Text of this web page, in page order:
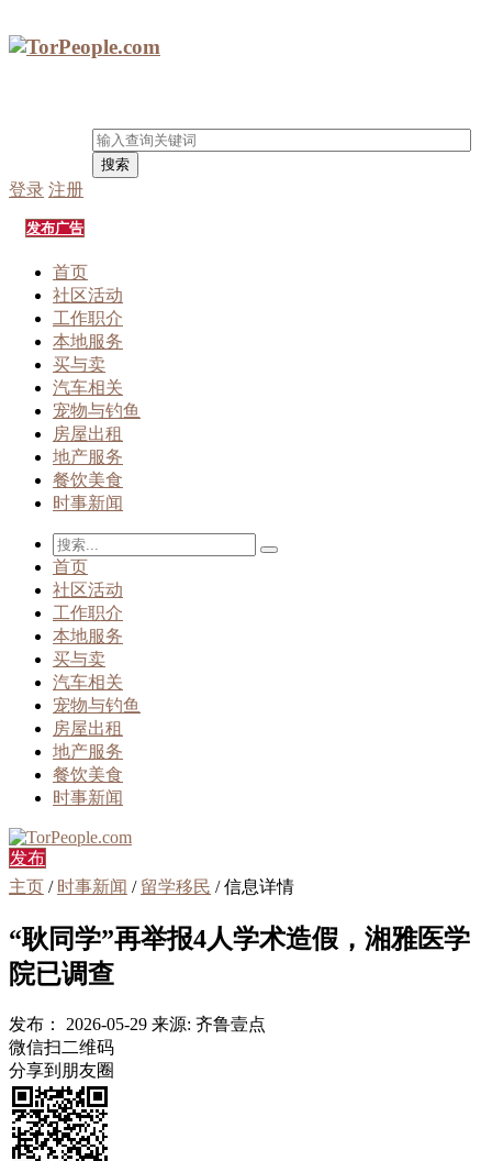
搜索
登录 注册
发布广告
首页
社区活动
工作职介
本地服务
买与卖
汽车相关
宠物与钓鱼
房屋出租
地产服务
餐饮美食
时事新闻
首页
社区活动
工作职介
本地服务
买与卖
汽车相关
宠物与钓鱼
房屋出租
地产服务
餐饮美食
时事新闻
发布
主页 / 时事新闻 / 留学移民 / 信息详情
“耿同学”再举报4人学术造假，湘雅医学
院已调查
发布： 2026-05-29 来源: 齐鲁壹点
微信扫二维码
分享到朋友圈